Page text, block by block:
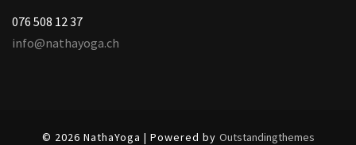
076 508 12 37
info@nathayoga.ch
© 2026 NathaYoga | Powered by Outstandingthemes